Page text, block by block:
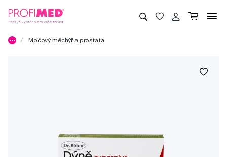
Močový měchýř a prostata